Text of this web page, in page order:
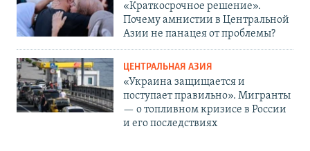
«Краткосрочное решение».
Почему амнистии в Центральной
Азии не панацея от проблемы?
ЦЕНТРАЛЬНАЯ АЗИЯ
«Украина защищается и
поступает правильно». Мигранты
— о топливном кризисе в России
и его последствиях